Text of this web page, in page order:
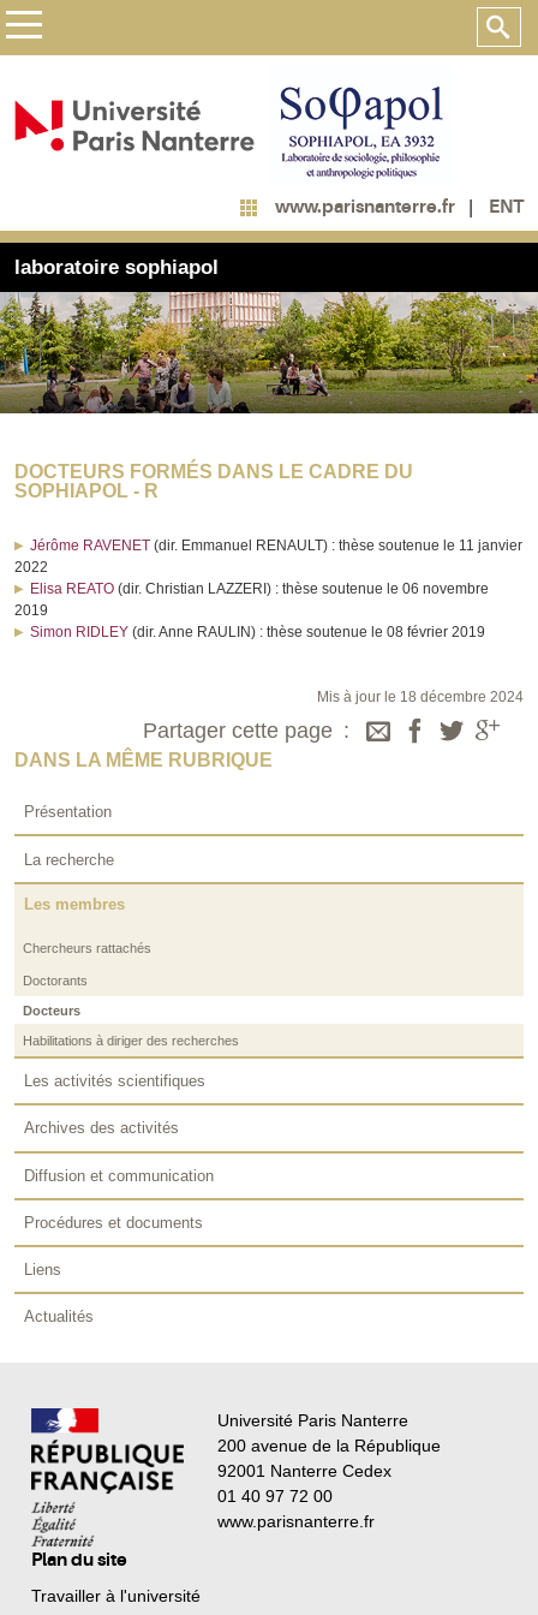
www.parisnanterre.fr ENT
laboratoire sophiapol
DOCTEURS FORMÉS DANS LE CADRE DU
SOPHIAPOL - R
Jérôme RAVENET(dir. Emmanuel RENAULT) : thèse soutenue le 11 janvier
2022
Elisa REATO(dir. Christian LAZZERI) : thèse soutenue le 06 novembre
2019
Simon RIDLEY(dir. Anne RAULIN) : thèse soutenue le 08 février 2019
Mis à jour le 18 décembre 2024
Partager cette page
DANS LA MÊME RUBRIQUE
Présentation
La recherche
Les membres
Chercheurs rattachés
Doctorants
Docteurs
Habilitations à diriger des recherches
Les activités scientifiques
Archives des activités
Diffusion et communication
Procédures et documents
Liens
Actualités
Université Paris Nanterre
200 avenue de la République
92001 Nanterre Cedex
01 40 97 72 00
www.parisnanterre.fr
Plan du site
Travailler à l'université